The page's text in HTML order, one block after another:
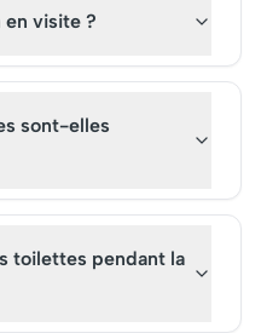
en visite ?
sont-elles
toilettes pendant la